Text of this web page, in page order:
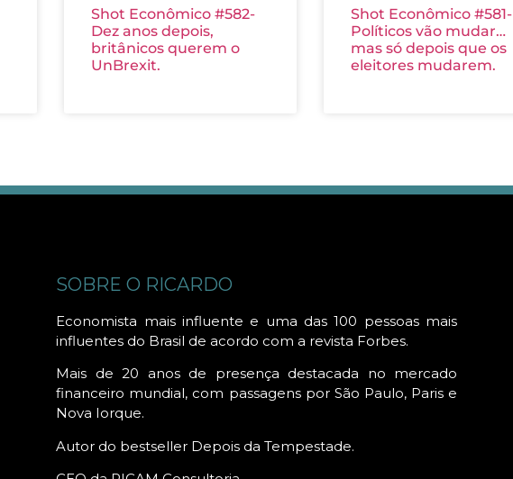
Shot Econômico #582-
Dez anos depois,
britânicos querem o
UnBrexit.
Shot Econômico #581-
Políticos vão mudar…
mas só depois que os
eleitores mudarem.
SOBRE O RICARDO
Economista mais influente e uma das 100 pessoas mais
influentes do Brasil de acordo com a revista Forbes.
Mais de 20 anos de presença destacada no mercado
financeiro mundial, com passagens por São Paulo, Paris e
Nova Iorque.
Autor do bestseller Depois da Tempestade.